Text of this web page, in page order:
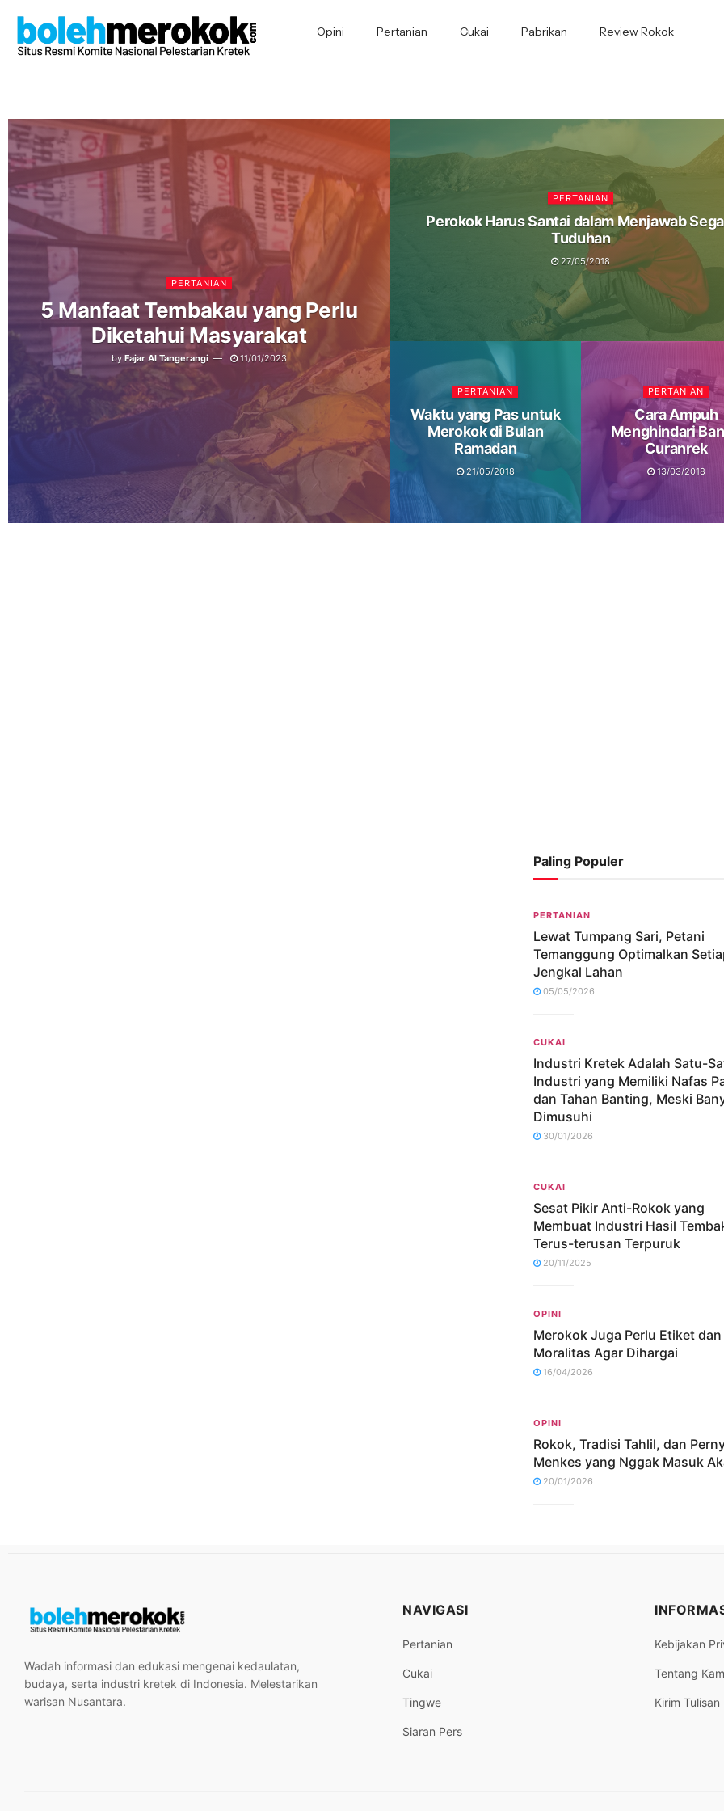
Opini Pertanian Cukai Pabrikan Review Rokok
PERTANIAN
5 Manfaat Tembakau yang Perlu
Diketahui Masyarakat
by Fajar Al Tangerangi 11/01/2023
PERTANIAN
Perokok Harus Santai dalam Menjawab
Tuduhan
27/05/2018
PERTANIAN
Waktu yang Pas untuk
Merokok di Bulan
Ramadan
21/05/2018
PERTANIAN
Cara Ampuh
Menghindari
Curanrek
13/03/2018
Paling Populer
PERTANIAN
Lewat Tumpang Sari, Petani
Temanggung Optimalkan
Jengkal Lahan
05/05/2026
CUKAI
Industri Kretek Adalah Satu-
Industri yang Memiliki Nafas
dan Tahan Banting, Meski
Dimusuhi
30/01/2026
CUKAI
Sesat Pikir Anti-Rokok yang
Membuat Industri Hasil
Terus-terusan Terpuruk
20/11/2025
OPINI
Merokok Juga Perlu Etiket dan
Moralitas Agar Dihargai
16/04/2026
OPINI
Rokok, Tradisi Tahlil, dan
Menkes yang Nggak Masuk
20/01/2026
Wadah informasi dan edukasi mengenai kedaulatan,
budaya, serta industri kretek di Indonesia. Melestarikan
warisan Nusantara.
NAVIGASI
Pertanian
Cukai
Tingwe
Siaran Pers
Kebijakan
Tentang
Kirim Tulisan